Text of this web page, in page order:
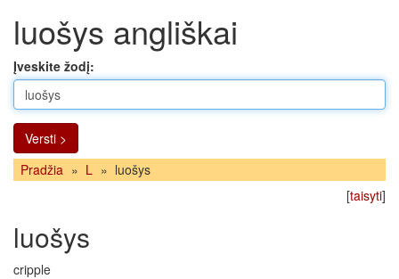
luošys angliškai
Įveskite žodį:
Versti >
Pradžia » L » luošys
[taisyti]
luošys
cripple